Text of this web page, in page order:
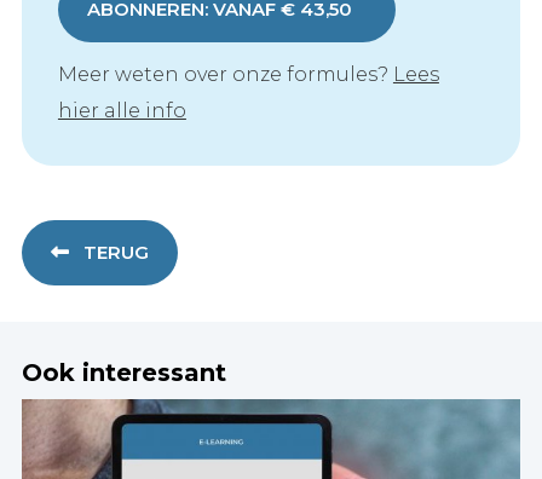
ABONNEREN: VANAF € 43,50
Meer weten over onze formules? Lees
hier alle info
TERUG
Ook interessant